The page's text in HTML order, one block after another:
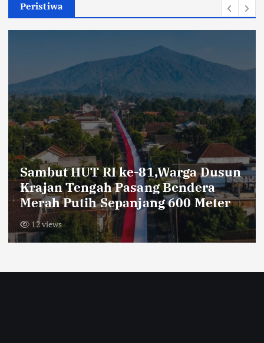
Peristiwa
Sambut HUT RI ke-81,Warga Dusun
Krajan Tengah Pasang Bendera
Merah Putih Sepanjang 600 Meter
12 views